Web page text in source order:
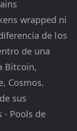
wrapped ni
de los
de una
Bitcoin,
Cosmos,
sus
- Pools de